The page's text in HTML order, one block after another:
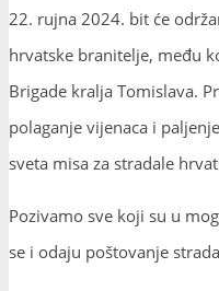
22. rujna 2024. bit će
hrvatske branitelje, među
Brigade kralja Tomislava.
polaganje vijenaca i
sveta misa za stradale
Pozivamo sve koji su u
se i odaju poštovanje